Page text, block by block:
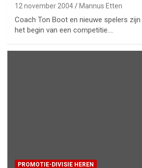
12 november 2004 Mannus Etten
Coach Ton Boot en nieuwe spelers
het begin van een competitie.…
PROMOTIE-DIVISIE HEREN